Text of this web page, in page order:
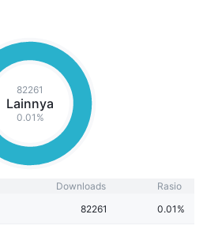
82261
Lainnya
0.01%
Downloads
Rasio
82261 0.01%